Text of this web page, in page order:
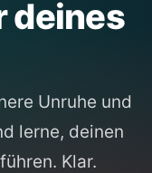
deines
Unruhe und
lerne, deinen
Klar.